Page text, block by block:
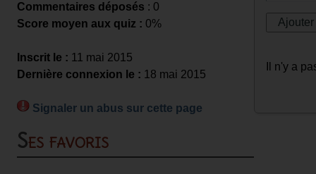
Commentaires déposés : 0
Score moyen aux quiz : 0%
Inscrit le : 11 mai 2015
Dernière connexion le : 18 mai 2015
Signaler un abus sur cette page
Ses favoris
Il n'y a